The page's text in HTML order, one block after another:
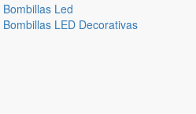
Bombillas Led
Bombillas LED Decorativas